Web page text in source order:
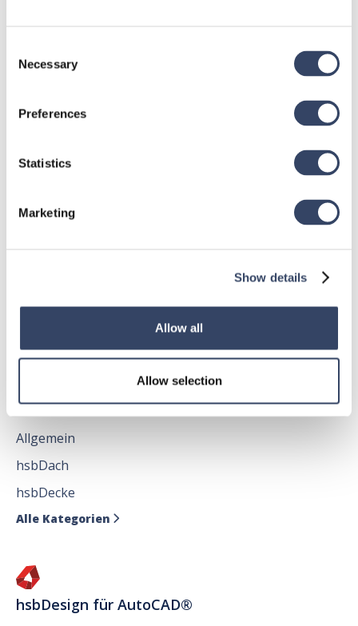
Selection
Necessary
Preferences
Statistics
Marketing
Show details
Allow all
Allow selection
hsbDesign für Revit®
Allgemein
hsbDach
hsbDecke
Alle Kategorien 
hsbDesign für AutoCAD®